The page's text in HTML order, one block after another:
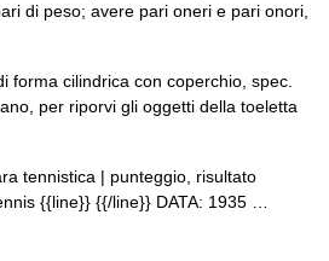
di peso; avere pari oneri e pari onori,
cilindrica con coperchio, spec.
per riporvi gli oggetti della toeletta
tennistica | punteggio, risultato
{{line}} {{/line}} DATA: 1935 …